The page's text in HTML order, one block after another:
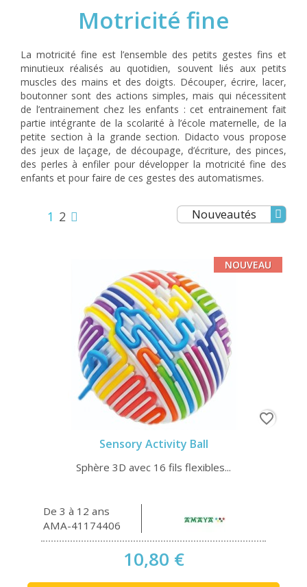
Motricité fine
La motricité fine est l’ensemble des petits gestes fins et
minutieux réalisés au quotidien, souvent liés aux petits
muscles des mains et des doigts. Découper, écrire, lacer,
boutonner sont des actions simples, mais qui nécessitent
de l’entrainement chez les enfants : cet entrainement fait
partie intégrante de la scolarité à l’école maternelle, de la
petite section à la grande section. Didacto vous propose
des jeux de laçage, de découpage, d’écriture, des pinces,
des perles à enfiler pour développer la motricité fine des
enfants et pour faire de ces gestes des automatismes.
1 2 Nouveautés
Sensory Activity Ball
Sphère 3D avec 16 fils flexibles...
De 3 à 12 ans
AMA-41174406
10,80 €
NOUVEAU
favorite_border